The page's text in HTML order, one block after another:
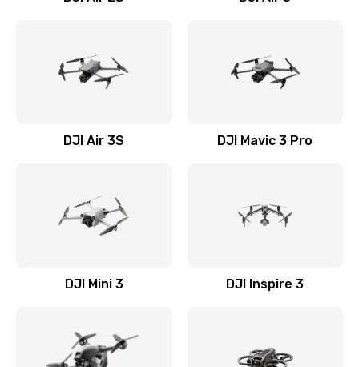
DJI Air 3S DJI Mavic 3 Pro
DJI Mini 3 DJI Inspire 3